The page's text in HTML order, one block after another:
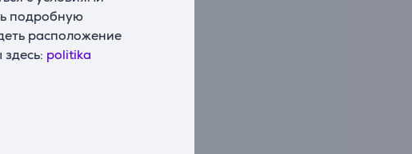
подробную
расположение
politika
ч
ч